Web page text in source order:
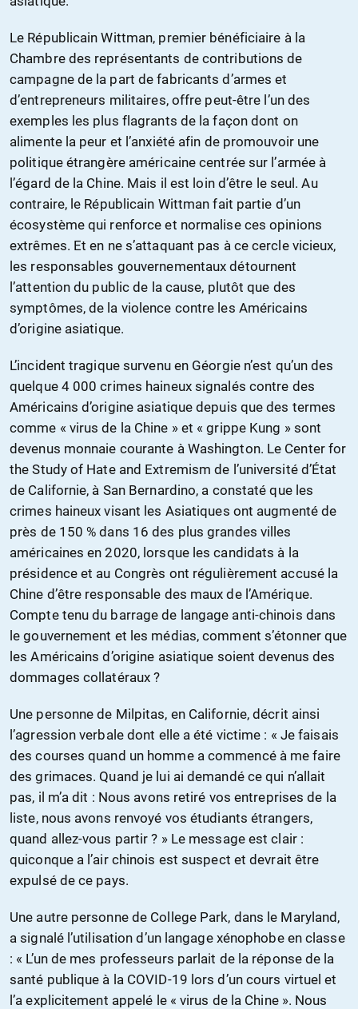
Le Républicain Wittman, premier bénéficiaire à la
Chambre des représentants de contributions de
campagne de la part de fabricants d’armes et
d’entrepreneurs militaires, offre peut-être l’un des
exemples les plus flagrants de la façon dont on
alimente la peur et l’anxiété afin de promouvoir une
politique étrangère américaine centrée sur l’armée à
l’égard de la Chine. Mais il est loin d’être le seul. Au
contraire, le Républicain Wittman fait partie d’un
écosystème qui renforce et normalise ces opinions
extrêmes. Et en ne s’attaquant pas à ce cercle vicieux,
les responsables gouvernementaux détournent
l’attention du public de la cause, plutôt que des
symptômes, de la violence contre les Américains
d’origine asiatique.
L’incident tragique survenu en Géorgie n’est qu’un des
quelque 4 000 crimes haineux signalés contre des
Américains d’origine asiatique depuis que des termes
comme « virus de la Chine » et « grippe Kung » sont
devenus monnaie courante à Washington. Le Center for
the Study of Hate and Extremism de l’université d’État
de Californie, à San Bernardino, a constaté que les
crimes haineux visant les Asiatiques ont augmenté de
près de 150 % dans 16 des plus grandes villes
américaines en 2020, lorsque les candidats à la
présidence et au Congrès ont régulièrement accusé la
Chine d’être responsable des maux de l’Amérique.
Compte tenu du barrage de langage anti-chinois dans
le gouvernement et les médias, comment s’étonner que
les Américains d’origine asiatique soient devenus des
dommages collatéraux ?
Une personne de Milpitas, en Californie, décrit ainsi
l’agression verbale dont elle a été victime : « Je faisais
des courses quand un homme a commencé à me faire
des grimaces. Quand je lui ai demandé ce qui n’allait
pas, il m’a dit : Nous avons retiré vos entreprises de la
liste, nous avons renvoyé vos étudiants étrangers,
quand allez-vous partir ? » Le message est clair :
quiconque a l’air chinois est suspect et devrait être
expulsé de ce pays.
Une autre personne de College Park, dans le Maryland,
a signalé l’utilisation d’un langage xénophobe en classe
: « L’un de mes professeurs parlait de la réponse de la
santé publique à la COVID-19 lors d’un cours virtuel et
l’a explicitement appelé le « virus de la Chine ». Nous